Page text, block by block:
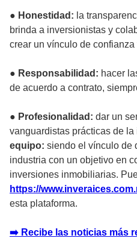
● Honestidad: la
brinda a inversionistas y
crear un vínculo de
● Responsabilidad: hacer
de acuerdo a contrato,
● Profesionalidad: dar un
vanguardistas prácticas de la
equipo: siendo el vínculo de
industria con un objetivo en
inversiones inmobiliarias.
https://
esta plataforma.
➡️ Recibe las noticias más